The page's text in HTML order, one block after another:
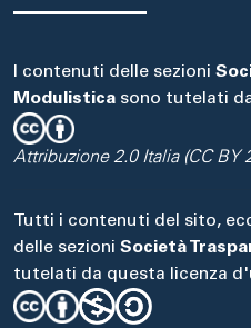
I contenuti delle sezioni
Modulistica sono tutelati
Attribuzione 2.0 Italia (CC BY
Tutti i contenuti del sito,
delle sezioni Società
tutelati da questa licenza